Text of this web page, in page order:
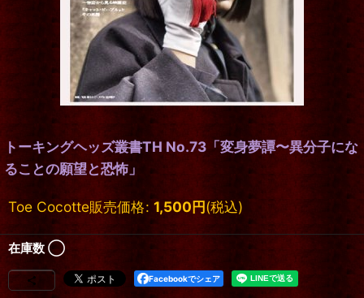
トーキングヘッズ叢書TH No.73「変身夢譚〜異分子にな
ることの願望と恐怖」
Toe Cocotte販売価格: 1,500円(税込)
在庫数 ◯
Facebookでシェア